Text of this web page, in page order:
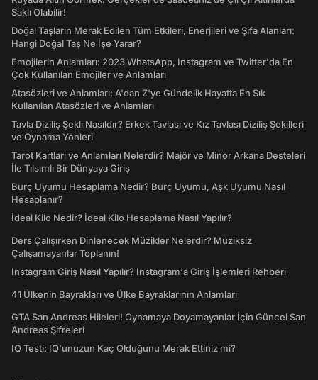
Saklı Olabilir!
Doğal Taşların Merak Edilen Tüm Etkileri, Enerjileri ve Şifa Alanları:
Hangi Doğal Taş Ne İşe Yarar?
Emojilerin Anlamları: 2023 WhatsApp, Instagram ve Twitter'da En
Çok Kullanılan Emojiler ve Anlamları
Atasözleri ve Anlamları: A'dan Z'ye Gündelik Hayatta En Sık
Kullanılan Atasözleri ve Anlamları
Tavla Diziliş Şekli Nasıldır? Erkek Tavlası ve Kız Tavlası Diziliş Şekilleri
ve Oynama Yönleri
Tarot Kartları ve Anlamları Nelerdir? Majör ve Minör Arkana Desteleri
İle Tılsımlı Bir Dünyaya Giriş
Burç Uyumu Hesaplama Nedir? Burç Uyumu, Aşk Uyumu Nasıl
Hesaplanır?
İdeal Kilo Nedir? İdeal Kilo Hesaplama Nasıl Yapılır?
Ders Çalışırken Dinlenecek Müzikler Nelerdir? Müziksiz
Çalışamayanlar Toplanın!
Instagram Giriş Nasıl Yapılır? Instagram'a Giriş İşlemleri Rehberi
41 Ülkenin Bayrakları ve Ülke Bayraklarının Anlamları
GTA San Andreas Hileleri! Oynamaya Doyamayanlar İçin Güncel San
Andreas Şifreleri
IQ Testi: IQ'unuzun Kaç Olduğunu Merak Ettiniz mi?